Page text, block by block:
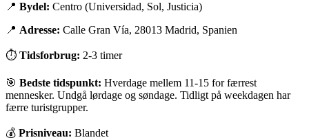
📍 Bydel: Centro (Universidad, Sol, Justicia)
📍 Adresse: Calle Gran Vía, 28013 Madrid, Spanien
⏱ Tidsforbrug: 2-3 timer
🎯 Bedste tidspunkt: Hverdage mellem 11-15 for færrest
mennesker. Undgå lørdage og søndage. Tidligt på weekdagen har
færre turistgrupper.
💰 Prisniveau: Blandet